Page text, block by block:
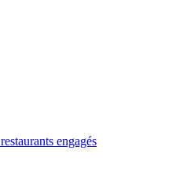
engagés